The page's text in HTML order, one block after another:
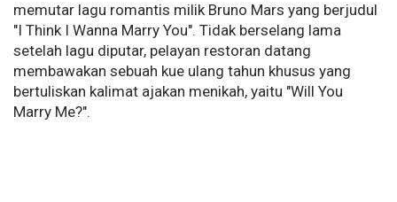
memutar lagu romantis milik Bruno Mars yang berjudul
"I Think I Wanna Marry You". Tidak berselang lama
setelah lagu diputar, pelayan restoran datang
membawakan sebuah kue ulang tahun khusus yang
bertuliskan kalimat ajakan menikah, yaitu "Will You
Marry Me?".